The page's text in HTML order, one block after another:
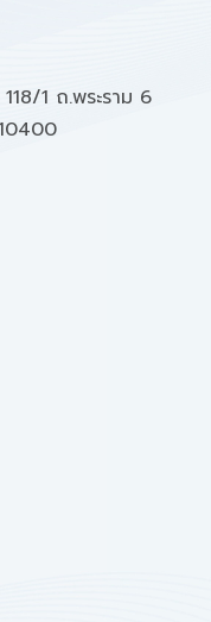
1 ถ.พระราม 6